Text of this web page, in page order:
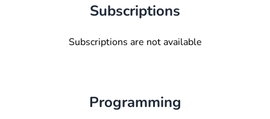
Subscriptions
Subscriptions are not available
Programming